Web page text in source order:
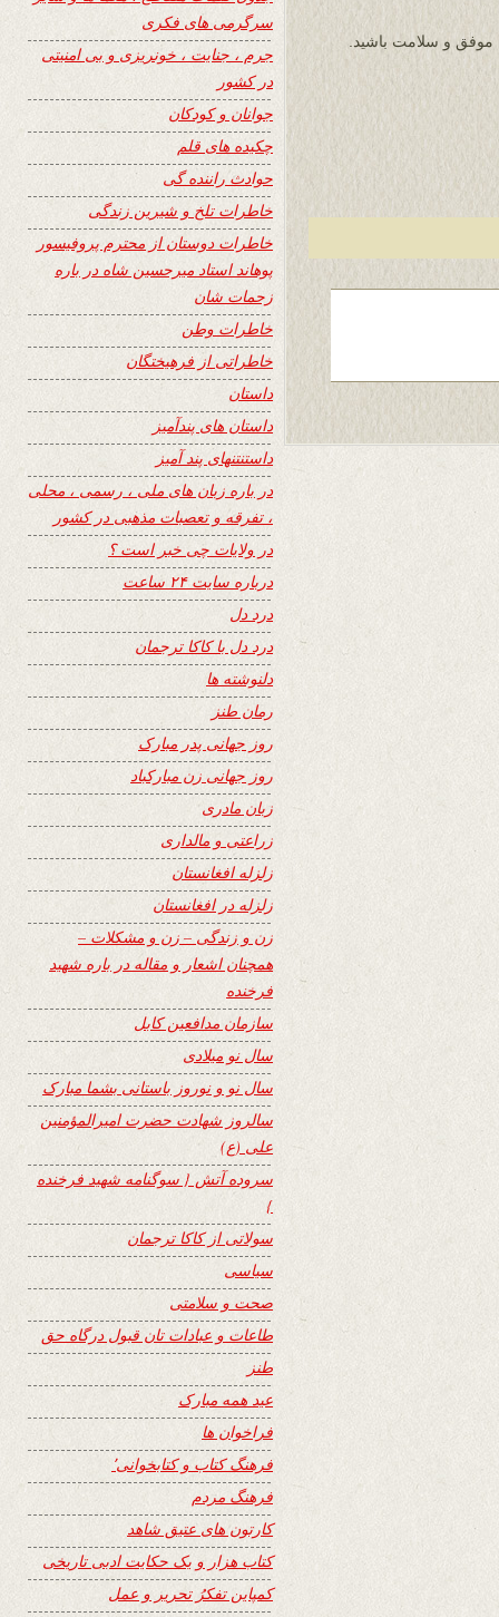
موفق و سلامت باشید.
سرگرمی های فکری
جرم ، جنایت ، خونریزی و بی امنیتی
در کشور
جوانان و کودکان
چکیده های قلم
حوادث راننده گی
خاطرات تلخ و شیرین زندگی
خاطرات دوستان از محترم پروفیسور
پوهاند استاد میرحسین شاه در باره
زحمات شان
خاطرات وطن
خاطراتی از فرهیختگان
داستان
داستان های پندآمیز
داستنتنهای پند آمیز
در باره زبان های ملی ، رسمی ، محلی
، تفرقه و تعصبات مذهبی در کشور
در ولایات چی خبر است ؟
درباره سایت ۲۴ ساعت
درد دل
درد دل با کاکا ترجمان
دلنوشته ها
رمان طنز
روز جهانی پدر مبارک
روز جهانی زن مبارکباد
زبان مادری
زراعتی و مالداری
زلزله افغانستان
زلزله در افغانستان
زن و زندگی – زن و مشکلات –
همچنان اشعار و مقاله در باره شهید
فرخنده
سازمان مدافعین کابل
سال نو میلادی
سال نو و نوروز باستانی بشما مبارک
سالروز شهادت حضرت امیرالمؤمنین
علی (ع)
سروده آتش { سوگنامه شهید فرخنده
}
سولاتی از کاکا ترجمان
سیاسی
صحت و سلامتی
طاعات و عبادات تان قبول درگاه حق
طنز
عید همه مبارک
فراخوان ها
فرهنگ کتاب و کتابخوانی٬
فرهنگ مردم
کارتون های عتیق شاهد
کتاب هزار و یک حکایت ادبی تاریخی
کمپاین تفکرُ تحریر و عمل